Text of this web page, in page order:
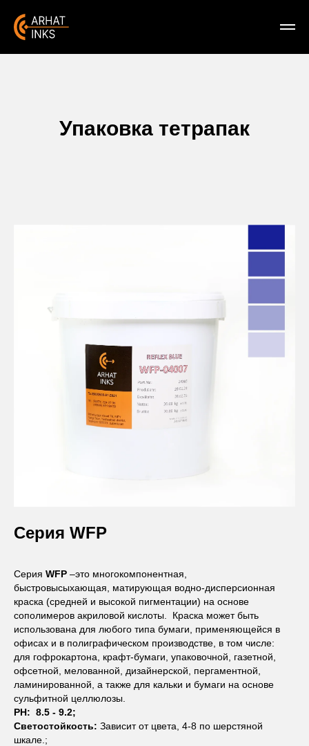
Упаковка тетрапак
Серия WFP
Серия WFP –это многокомпонентная,
быстровысыхающая, матирующая водно-дисперсионная
краска (средней и высокой пигментации) на основе
сополимеров акриловой кислоты. Краска может быть
использована для любого типа бумаги, применяющейся в
офисах и в полиграфическом производстве, в том числе:
для гофрокартона, крафт-бумаги, упаковочной, газетной,
офсетной, мелованной, дизайнерской, пергаментной,
ламинированной, а также для кальки и бумаги на основе
сульфитной целлюлозы.
PH: 8.5 - 9.2;
Светостойкость: Зависит от цвета, 4-8 по шерстяной
шкале.;